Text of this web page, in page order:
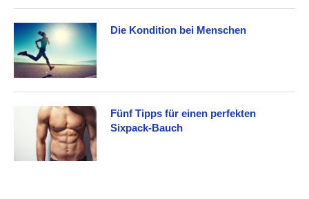
Die Kondition bei Menschen
Fünf Tipps für einen perfekten
Sixpack-Bauch